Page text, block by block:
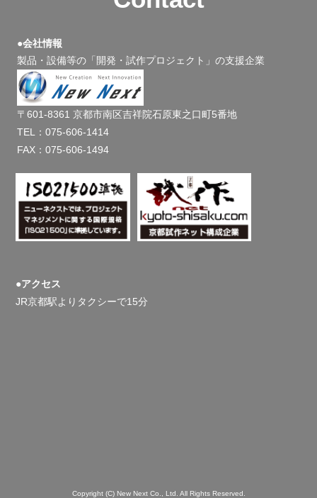
●会社情報
製品・設備等の「開発・試作プロジェクト」の支援企業
〒601-8361 京都市南区吉祥院石原東之口町5番地
TEL：075-606-1414
FAX：075-606-1494
●アクセス
JR京都駅よりタクシーで15分
Copyright (C) New Next Co., Ltd. All Rights Reserved.